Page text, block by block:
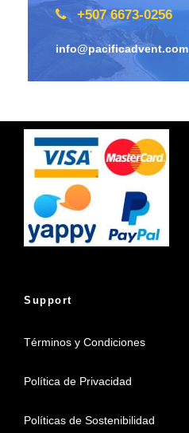
+507 6673-0256
info@pacificadvent.com
Support
Términos y Condiciones
Política de Privacidad
Políticas de Sostenibilidad